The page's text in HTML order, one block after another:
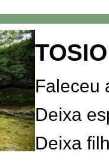
Faleceu
Deixa
Deixa